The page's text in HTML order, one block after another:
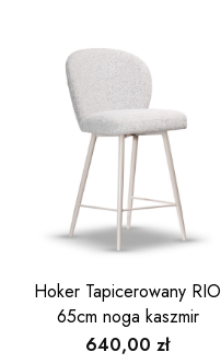
Hoker Tapicerowany RIO
65cm noga kaszmir
Cena
640,00 zł